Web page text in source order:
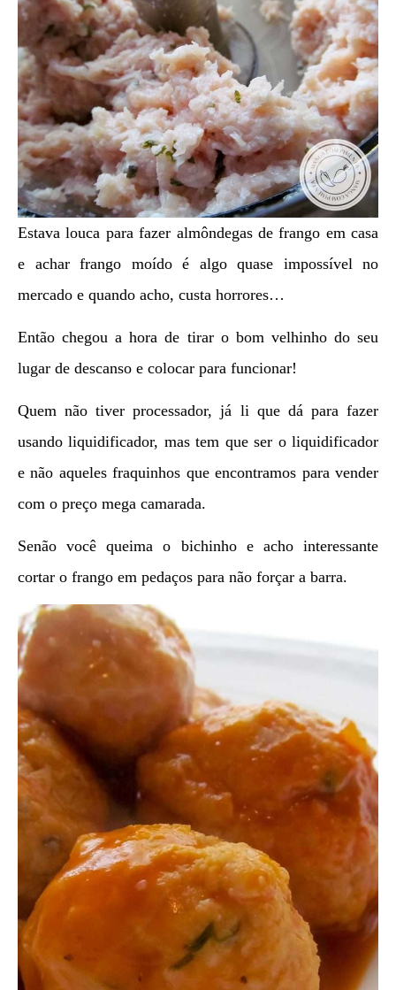
Estava louca para fazer almôndegas de frango em casa
e achar frango moído é algo quase impossível no
mercado e quando acho, custa horrores…
Então chegou a hora de tirar o bom velhinho do seu
lugar de descanso e colocar para funcionar!
Quem não tiver processador, já li que dá para fazer
usando liquidificador, mas tem que ser o liquidificador
e não aqueles fraquinhos que encontramos para vender
com o preço mega camarada.
Senão você queima o bichinho e acho interessante
cortar o frango em pedaços para não forçar a barra.